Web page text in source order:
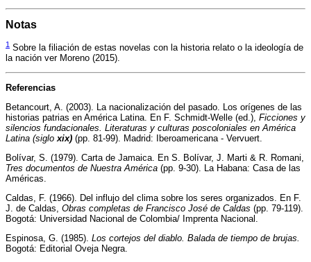
Notas
1 Sobre la filiación de estas novelas con la historia relato o la ideología de
la nación ver Moreno (2015).
Referencias
Betancourt, A. (2003). La nacionalización del pasado. Los orígenes de las
historias patrias en América Latina. En F. Schmidt-Welle (ed.), Ficciones y
silencios fundacionales. Literaturas y culturas poscoloniales en América
Latina (sigloxix) (pp. 81-99). Madrid: Iberoamericana - Vervuert.
Bolívar, S. (1979). Carta de Jamaica. En S. Bolívar, J. Marti & R. Romani,
Tres documentos de Nuestra América (pp. 9-30). La Habana: Casa de las
Américas.
Caldas, F. (1966). Del influjo del clima sobre los seres organizados. En F.
J. de Caldas, Obras completas de Francisco José de Caldas (pp. 79-119).
Bogotá: Universidad Nacional de Colombia/ Imprenta Nacional.
Espinosa, G. (1985). Los cortejos del diablo. Balada de tiempo de brujas.
Bogotá: Editorial Oveja Negra.